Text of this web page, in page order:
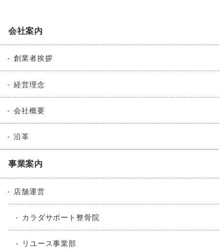
会社案内
創業者挨拶
経営理念
会社概要
沿革
事業案内
店舗運営
カラダサポート整骨院
リユース事業部